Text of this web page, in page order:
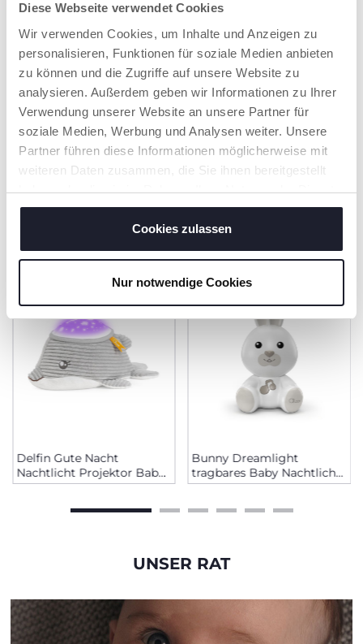
Diese Webseite verwendet Cookies
Wir verwenden Cookies, um Inhalte und Anzeigen zu
personalisieren, Funktionen für soziale Medien anbieten
zu können und die Zugriffe auf unsere Website zu
analysieren. Außerdem geben wir Informationen zu Ihrer
Verwendung unserer Website an unsere Partner für
soziale Medien, Werbung und Analysen weiter. Unsere
Partner führen diese Informationen möglicherweise mit
weiteren Daten zusammen, die Sie ihnen bereitgestellt
haben oder die sie im Rahmen Ihrer Nutzung der Dienste
gesammelt haben.
Cookies zulassen
Nur notwendige Cookies
Teile aus weichem
Kunststoff. Er lässt
sich dank des
abnehmbaren
elektronischen Teils
einfach in der
Waschmaschine
reinigen.
PRODUKTE, DIE SIE INTERESSIEREN
KÖNNTEN
Delfin Gute Nacht
Nachtlicht Projektor Baby
Einschlafhilfe
Bunny Dreamlight
tragbares Baby Nachtlicht
Musik
UNSER RAT